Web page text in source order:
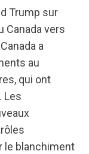
Trump sur
Canada vers
a
au
qui ont
Les
le blanchiment